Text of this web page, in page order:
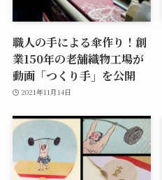
職人の手による傘作り！創
業150年の老舗織物工場が
動画「つくり手」を公開
2021年11月14日